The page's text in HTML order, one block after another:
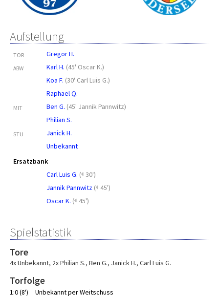
Aufstellung
TOR Gregor H.
ABW Karl H. (45' Oscar K.)
Koa F. (30' Carl Luis G.)
Raphael Q.
MIT Ben G. (45' Jannik Pannwitz)
Philian S.
STU
Janick H.
Unbekannt
Ersatzbank
Carl Luis G. ( 30')
Jannik Pannwitz ( 45')
Oscar K. ( 45')
Spielstatistik
Tore
4x Unbekannt, 2x Philian S., Ben G., Janick H., Carl Luis G.
Torfolge
1:0 (8')
Unbekannt per Weitschuss